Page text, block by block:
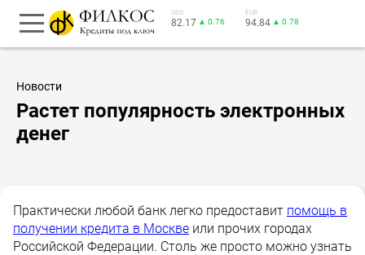
USD
82.17 ▲ 0.76
EUR
94.84 ▲ 0.78
Новости
Растет популярность электронных
денег
Практически любой банк легко предоставит помощь в
получении кредита в Москве или прочих городах
Российской Федерации. Столь же просто можно узнать